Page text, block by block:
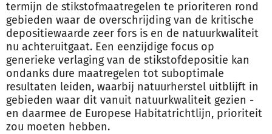
termijn de stikstofmaatregelen te prioriteren rond
gebieden waar de overschrijding van de kritische
depositiewaarde zeer fors is en de natuurkwaliteit
nu achteruitgaat. Een eenzijdige focus op
generieke verlaging van de stikstofdepositie kan
ondanks dure maatregelen tot suboptimale
resultaten leiden, waarbij natuurherstel uitblijft in
gebieden waar dit vanuit natuurkwaliteit gezien -
en daarmee de Europese Habitatrichtlijn, prioriteit
zou moeten hebben.